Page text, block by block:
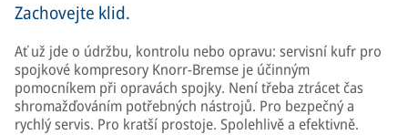
Zachovejte klid.
Ať už jde o údržbu, kontrolu nebo opravu: servisní kufr pro
spojkové kompresory Knorr-Bremse je účinným
pomocníkem při opravách spojky. Není třeba ztrácet čas
shromažďováním potřebných nástrojů. Pro bezpečný a
rychlý servis. Pro kratší prostoje. Spolehlivě a efektivně.